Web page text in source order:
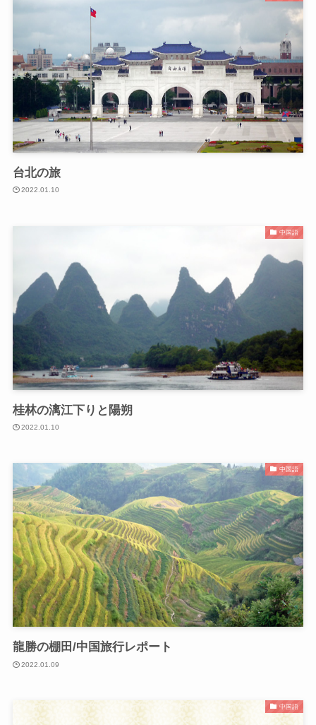
台北の旅
2022.01.10
中国語
桂林の漓江下りと陽朔
2022.01.10
中国語
龍勝の棚田/中国旅行レポート
2022.01.09
中国語